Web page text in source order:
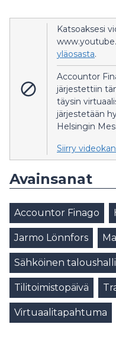
Katsoaksesi
yläosasta.
Accountor
järjestettiin
täysin
järjestetään
Helsingin
Siirry
Avainsanat
Accountor Finago
Jarmo Lönnfors
Sähköinen
Tilitoimistopäivä
Virtuaalitapahtuma